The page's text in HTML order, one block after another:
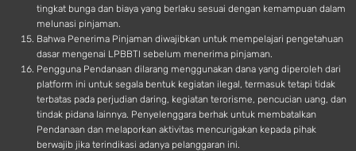
tingkat bunga dan biaya yang berlaku sesuai dengan kemampuan dalam
melunasi pinjaman.
Bahwa Penerima Pinjaman diwajibkan untuk mempelajari pengetahuan
dasar mengenai LPBBTI sebelum menerima pinjaman.
Pengguna Pendanaan dilarang menggunakan dana yang diperoleh dari
platform ini untuk segala bentuk kegiatan ilegal, termasuk tetapi tidak
terbatas pada perjudian daring, kegiatan terorisme, pencucian uang, dan
tindak pidana lainnya. Penyelenggara berhak untuk membatalkan
Pendanaan dan melaporkan aktivitas mencurigakan kepada pihak
berwajib jika terindikasi adanya pelanggaran ini.